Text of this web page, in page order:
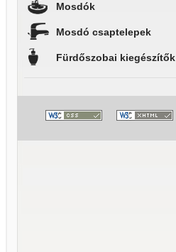
Mosdók
Mosdó csaptelepek
Fürdőszobai kiegészítők